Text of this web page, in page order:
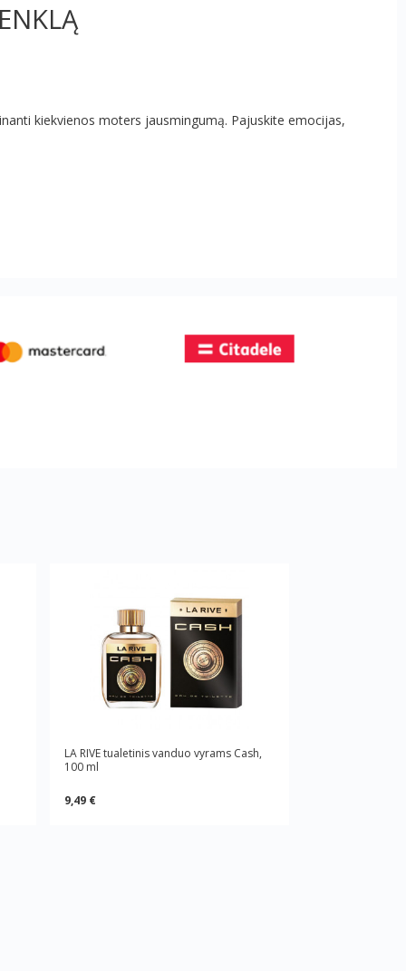
kiekvienos moters jausmingumą. Pajuskite emocijas,
LA RIVE tualetinis vanduo vyrams Cash,
100 ml
9,49 €